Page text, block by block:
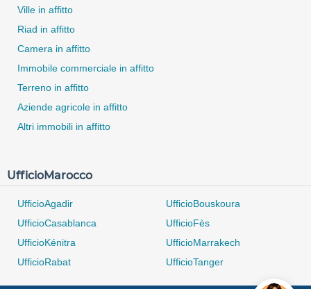
Ville in affitto
Riad in affitto
Camera in affitto
Immobile commerciale in affitto
Terreno in affitto
Aziende agricole in affitto
Altri immobili in affitto
UfficioMarocco
UfficioAgadir
UfficioBouskoura
UfficioCasablanca
UfficioFès
UfficioKénitra
UfficioMarrakech
UfficioRabat
UfficioTanger